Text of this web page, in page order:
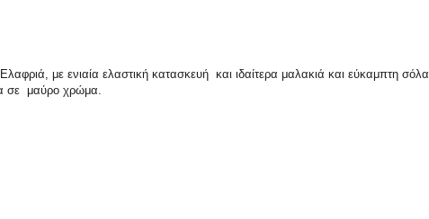
με ενιαία ελαστική κατασκευή και ιδαίτερα μαλακιά και εύκαμπτη
σε μαύρο χρώμα.